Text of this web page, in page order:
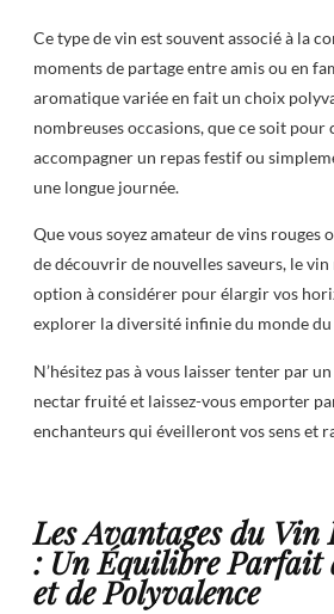
Ce type de vin est souvent associé à la
moments de partage entre amis ou en
aromatique variée en fait un choix
nombreuses occasions, que ce soit
accompagner un repas festif ou
une longue journée.
Que vous soyez amateur de vins rouges
de découvrir de nouvelles saveurs, le
option à considérer pour élargir vos
explorer la diversité infinie du monde
N’hésitez pas à vous laisser tenter par
nectar fruité et laissez-vous emporter
enchanteurs qui éveilleront vos sens et
Les Avantages du Vin
: Un Équilibre Parfait
et de Polyvalence